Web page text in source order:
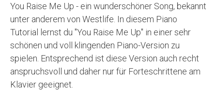
You Raise Me Up - ein wunderschöner Song, bekannt
unter anderem von Westlife. In diesem Piano
Tutorial lernst du "You Raise Me Up" in einer sehr
schönen und voll klingenden Piano-Version zu
spielen. Entsprechend ist diese Version auch recht
anspruchsvoll und daher nur für Forteschrittene am
Klavier geeignet.